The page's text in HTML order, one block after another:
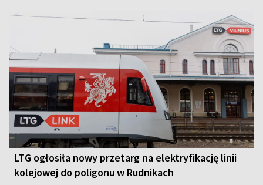
LTG ogłosiła nowy przetarg na elektryfikację linii
kolejowej do poligonu w Rudnikach